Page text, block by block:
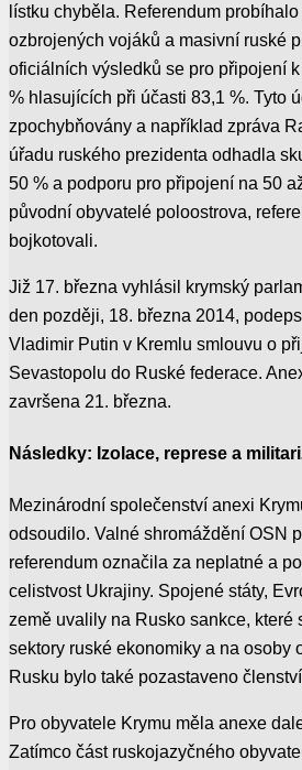
lístku chyběla. Referendum
ozbrojených vojáků a masivní ruské
oficiálních výsledků se pro připojení
% hlasujících při účasti 83,1 %. Tyto
zpochybňovány a například zpráva
úřadu ruského prezidenta odhadla
50 % a podporu pro připojení na 50
původní obyvatelé poloostrova,
bojkotovali.
Již 17. března vyhlásil krymský
den později, 18. března 2014,
Vladimir Putin v Kremlu smlouvu o
Sevastopolu do Ruské federace.
završena 21. března.
Následky: Izolace, represe a
Mezinárodní společenství anexi
odsoudilo. Valné shromáždění OSN
referendum označila za neplatné a
celistvost Ukrajiny. Spojené státy,
země uvalily na Rusko sankce, které
sektory ruské ekonomiky a na osoby
Rusku bylo také pozastaveno
Pro obyvatele Krymu měla anexe
Zatímco část ruskojazyčného